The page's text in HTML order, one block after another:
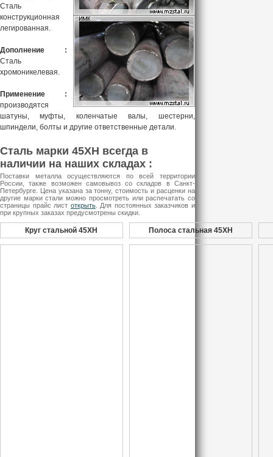
Сталь
конструкционная
легированная.
Дополнение :
Сталь
хромоникелевая.
Применение :
производятся
шатуны, муфты, коленчатые валы, шестерни,
шпиндели, болты и другие ответственные детали.
Сталь марки 45ХН всегда в
наличии на наших складах :
Поставки металла осуществляются по всей территории
России, также возможен самовывоз со складов в Санкт-
Петербурге. Цена указана за тонну, стоимость и расценки на
другие марки стали можно просмотреть или распечатать со
страницы прайс лист открыть. Для постоянных заказчиков и
при крупных заказах предусмотрены скидки.
Круг стальной 45ХН Полоса стальная 45ХН